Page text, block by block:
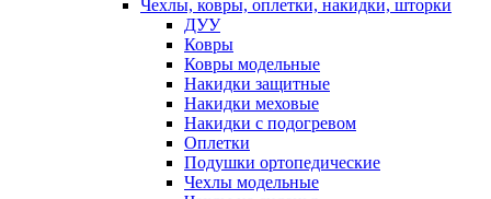
Чехлы, ковры, оплетки, накидки, шторки
ДУУ
Ковры
Ковры модельные
Накидки защитные
Накидки меховые
Накидки с подогревом
Оплетки
Подушки ортопедические
Чехлы модельные